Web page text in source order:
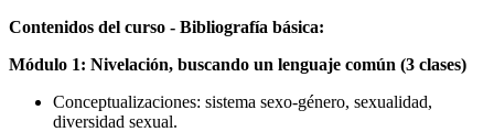
Contenidos del curso - Bibliografía básica:
Módulo 1: Nivelación, buscando un lenguaje común (3 clases)
Conceptualizaciones: sistema sexo-género, sexualidad,
diversidad sexual.